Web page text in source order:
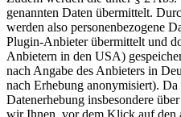
genannten Daten übermittelt.
werden also personenbezogene
Plugin-Anbieter übermittelt und
Anbietern in den USA)
nach Angabe des Anbieters in
nach Erhebung anonymisiert).
Datenerhebung insbesondere
wir Ihnen, vor dem Klick auf den